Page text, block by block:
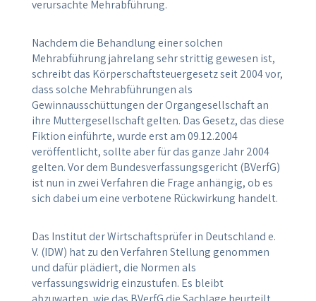
verursachte Mehrabführung.
Nachdem die Behandlung einer solchen
Mehrabführung jahrelang sehr strittig gewesen ist,
schreibt das Körperschaftsteuergesetz seit 2004 vor,
dass solche Mehrabführungen als
Gewinnausschüttungen der Organgesellschaft an
ihre Muttergesellschaft gelten. Das Gesetz, das diese
Fiktion einführte, wurde erst am 09.12.2004
veröffentlicht, sollte aber für das ganze Jahr 2004
gelten. Vor dem Bundesverfassungsgericht (BVerfG)
ist nun in zwei Verfahren die Frage anhängig, ob es
sich dabei um eine verbotene Rückwirkung handelt.
Das Institut der Wirtschaftsprüfer in Deutschland e.
V. (IDW) hat zu den Verfahren Stellung genommen
und dafür plädiert, die Normen als
verfassungswidrig einzustufen. Es bleibt